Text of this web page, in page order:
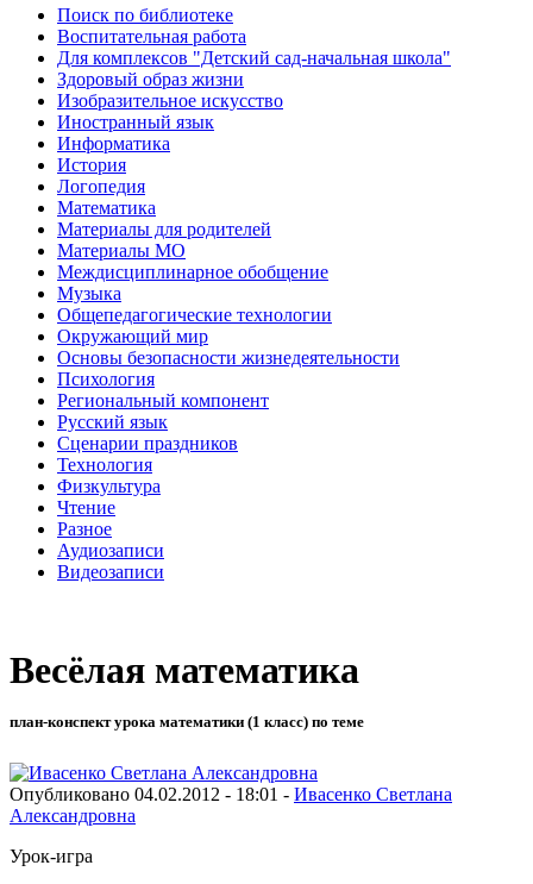
Поиск по библиотеке
Воспитательная работа
Для комплексов "Детский сад-начальная школа"
Здоровый образ жизни
Изобразительное искусство
Иностранный язык
Информатика
История
Логопедия
Математика
Материалы для родителей
Материалы МО
Междисциплинарное обобщение
Музыка
Общепедагогические технологии
Окружающий мир
Основы безопасности жизнедеятельности
Психология
Региональный компонент
Русский язык
Сценарии праздников
Технология
Физкультура
Чтение
Разное
Аудиозаписи
Видеозаписи
Весёлая математика
план-конспект урока математики (1 класс) по теме
Опубликовано 04.02.2012 - 18:01 - Ивасенко Светлана
Александровна
Урок-игра